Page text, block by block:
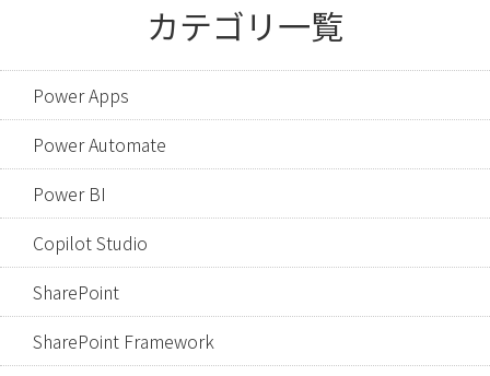
カテゴリ一覧
Power Apps
Power Automate
Power BI
Copilot Studio
SharePoint
SharePoint Framework